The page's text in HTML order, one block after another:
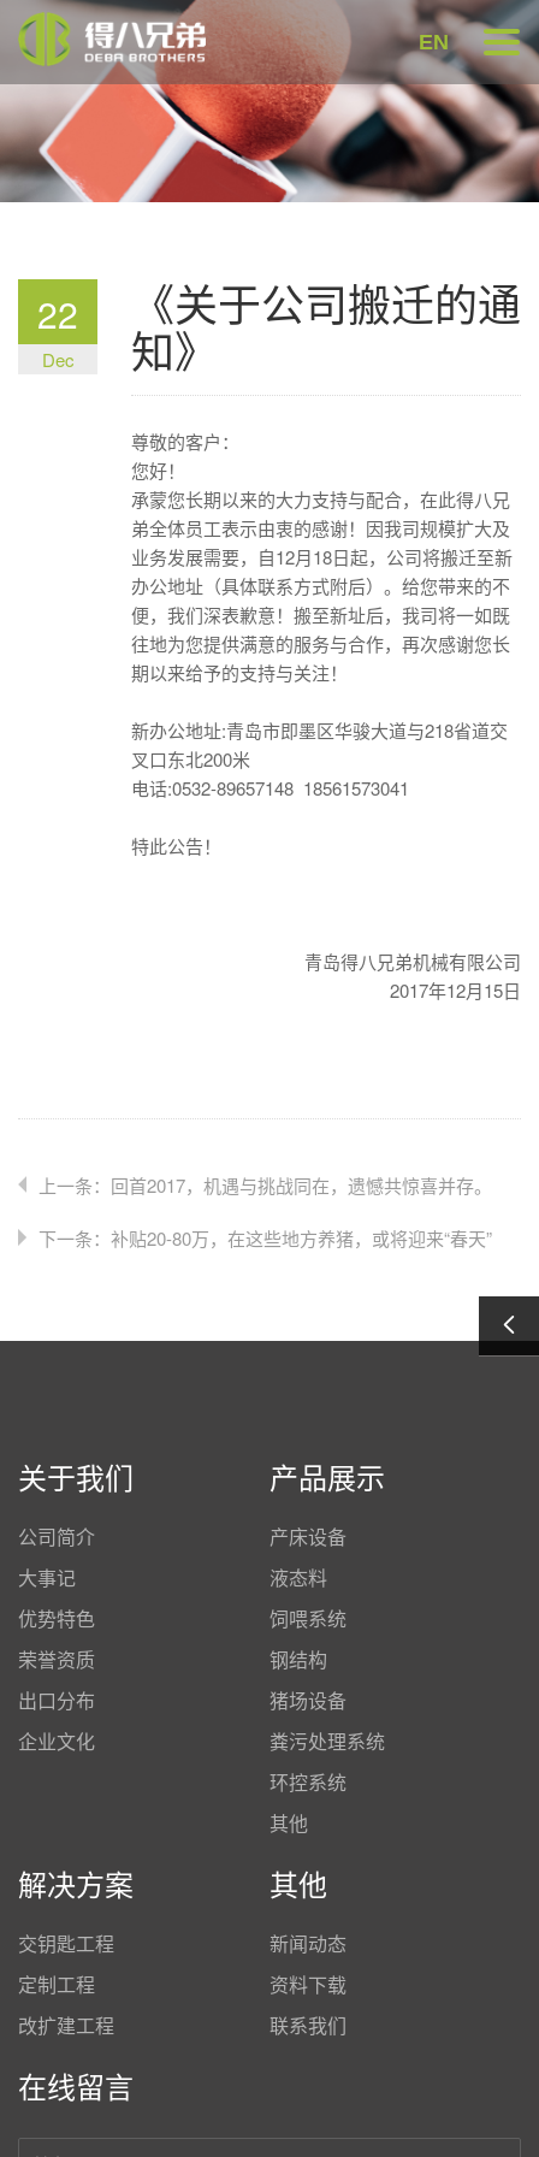
EN
22
Dec
《关于公司搬迁的通
知》
尊敬的客户：
您好！
承蒙您长期以来的大力支持与配合，在此得八兄
弟全体员工表示由衷的感谢！因我司规模扩大及
业务发展需要，自12月18日起，公司将搬迁至新
办公地址（具体联系方式附后）。给您带来的不
便，我们深表歉意！搬至新址后，我司将一如既
往地为您提供满意的服务与合作，再次感谢您长
期以来给予的支持与关注！
新办公地址:青岛市即墨区华骏大道与218省道交
叉口东北200米
电话:0532-89657148 18561573041
特此公告！
青岛得八兄弟机械有限公司
2017年12月15日
上一条：回首2017，机遇与挑战同在，遗憾共惊喜并存。
下一条：补贴20-80万，在这些地方养猪，或将迎来“春天”
关于我们
公司简介
大事记
优势特色
荣誉资质
出口分布
企业文化
产品展示
产床设备
液态料
饲喂系统
钢结构
猪场设备
粪污处理系统
环控系统
其他
解决方案
交钥匙工程
定制工程
改扩建工程
其他
新闻动态
资料下载
联系我们
在线留言